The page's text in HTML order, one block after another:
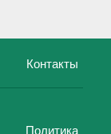
Контакты
Политика